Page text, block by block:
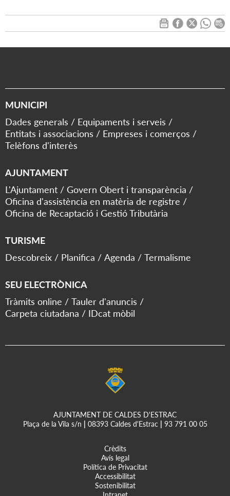
MUNICIPI
Dades generals
Equipaments i serveis
Entitats i associacions
Empreses i comerços
Telèfons d'interès
AJUNTAMENT
L'Ajuntament
Govern Obert i transparència
Oficina d'assistència en matèria de registre
Oficina de Recaptació i Gestió Tributària
TURISME
Descobreix
Planifica Agenda Termalisme
SEU ELECTRÒNICA
Tràmits online
Tauler d'anuncis
Carpeta ciutadana
IDcat mòbil
AJUNTAMENT DE CALDES D'ESTRAC
Plaça de la Vila s/n
08393 Caldes d'Estrac 93 791 00 05
Crèdits
Avís legal
Política de Privacitat
Accessibilitat
Sostenibilitat